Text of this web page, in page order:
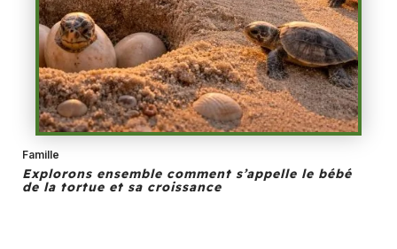
Famille
Explorons ensemble comment s’appelle le bébé
de la tortue et sa croissance